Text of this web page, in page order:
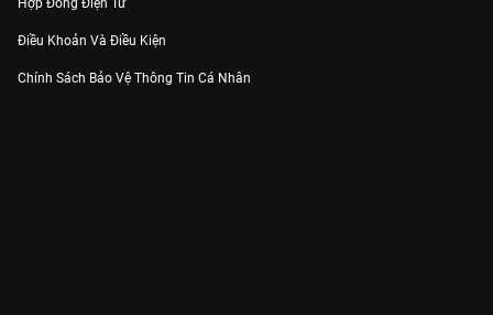
Hợp Đồng Điện Tử
Điều Khoản Và Điều Kiện
Chính Sách Bảo Vệ Thông Tin Cá Nhân